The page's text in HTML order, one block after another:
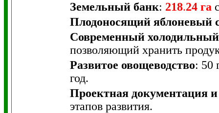
Земельный банк: 218.24 га
Плодоносящий яблоневый
Современный
позволяющий хранить
Развитое овощеводство: 50
год.
Проектная документация
этапов развития.